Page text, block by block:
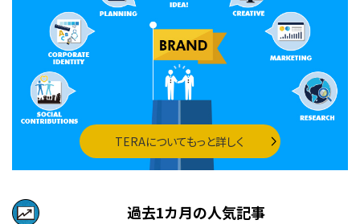
TERAについてもっと詳しく
過去1カ月の人気記事